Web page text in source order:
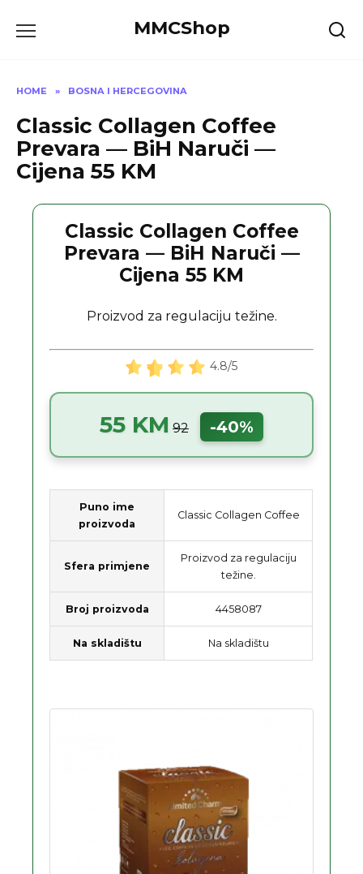
MMCShop
HOME » BOSNA I HERCEGOVINA
Classic Collagen Coffee
Prevara — BiH Naruči —
Cijena 55 KM
Classic Collagen Coffee
Prevara — BiH Naruči —
Cijena 55 KM
Proizvod za regulaciju težine.
4.8/5
55 KM 92 -40%
Puno ime
proizvoda
Classic Collagen Coffee
Sfera primjene
Proizvod za regulaciju
težine.
Broj proizvoda 4458087
Na skladištu Na skladištu